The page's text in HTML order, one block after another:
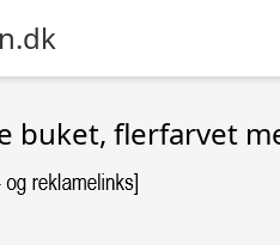
buket, flerfarvet